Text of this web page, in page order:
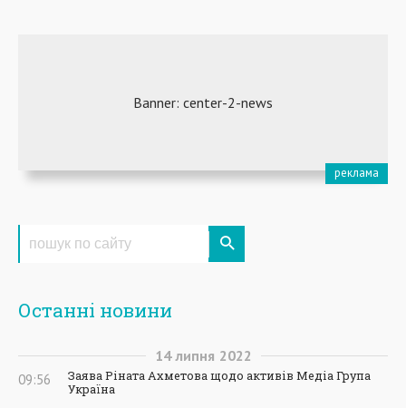
Останні новини
14 липня 2022
09:56
Заява Ріната Ахметова щодо активів Медіа Група
Україна